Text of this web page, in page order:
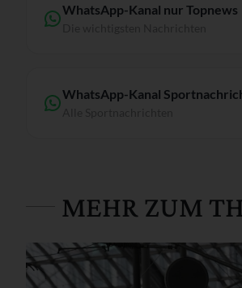
WhatsApp-Kanal nur Topnews
WhatsApp-Kanal
MEHR ZUM